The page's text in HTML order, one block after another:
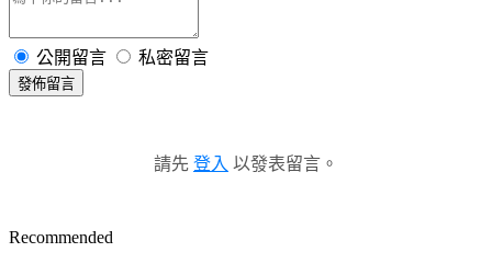
公開留言 私密留言
發佈留言
請先 登入 以發表留言。
Recommended